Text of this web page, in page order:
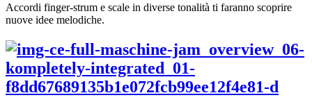
Accordi finger-strum e scale in diverse tonalità ti faranno scoprire
nuove idee melodiche.